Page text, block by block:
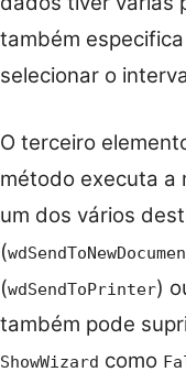
também
selecionar o
O terceiro
método executa a
um dos vários
(
(wdSendToPrinter)
também pode
ShowWizard como